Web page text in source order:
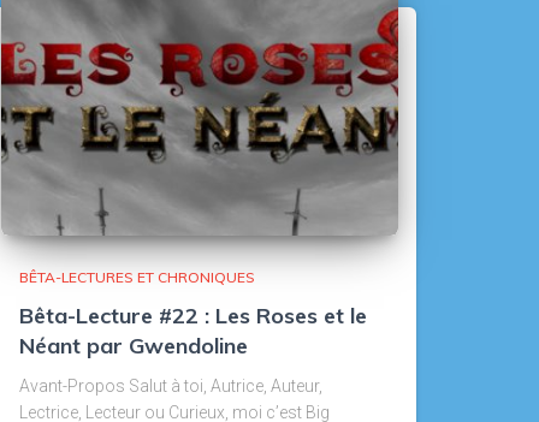
BÊTA-LECTURES ET CHRONIQUES
Bêta-Lecture #22 : Les Roses et le
Néant par Gwendoline
Avant-Propos Salut à toi, Autrice, Auteur,
Lectrice, Lecteur ou Curieux, moi c’est Big